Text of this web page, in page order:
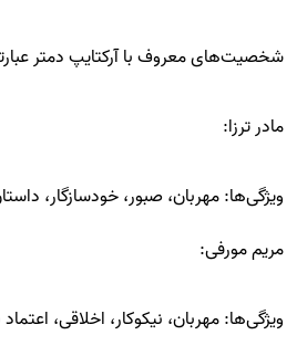
شخصیت‌های معروف با آرکتایپ دمتر
مادر ترزا:
ویژگی‌ها: مهربان، صبور، خودسازگار،
مریم مورفی:
ویژگی‌ها: مهربان، نیکوکار، اخلاقی،